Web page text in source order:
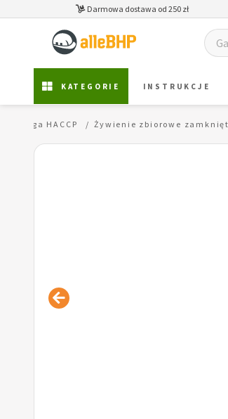
Darmowa dostawa od 250 zł
KATEGORIE INSTRUKCJE
Księga HACCP Żywienie zbiorowe